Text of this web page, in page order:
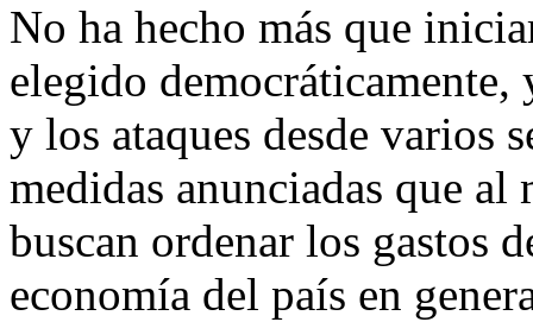
No ha hecho más que
elegido democráticamente,
y los ataques desde varios
medidas anunciadas que al
buscan ordenar los gastos
economía del país en